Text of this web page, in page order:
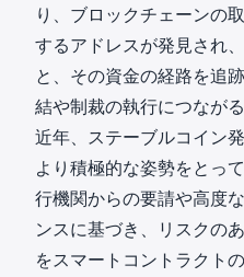
り、ブロックチェーンの
するアドレスが発見され
と、その資金の経路を追
結や制裁の執行につなが
近年、ステーブルコイン
より積極的な姿勢をとっ
行機関からの要請や高度
ンスに基づき、リスクの
をスマートコントラクト